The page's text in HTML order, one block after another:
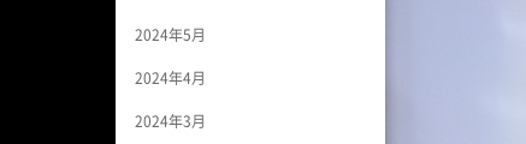
2024年5月
2024年4月
2024年3月